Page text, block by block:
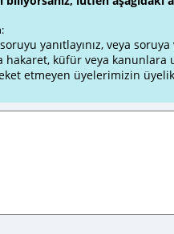
yanıtlayınız, veya
hakaret, küfür veya
etmeyen üyelerimizin